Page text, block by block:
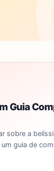
Guia
sobre a
um guia de